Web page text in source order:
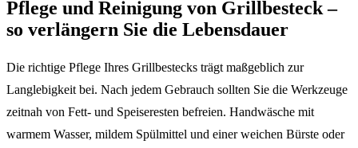
Pflege und Reinigung von Grillbesteck –
so verlängern Sie die Lebensdauer
Die richtige Pflege Ihres Grillbestecks trägt maßgeblich zur
Langlebigkeit bei. Nach jedem Gebrauch sollten Sie die Werkzeuge
zeitnah von Fett- und Speiseresten befreien. Handwäsche mit
warmem Wasser, mildem Spülmittel und einer weichen Bürste oder